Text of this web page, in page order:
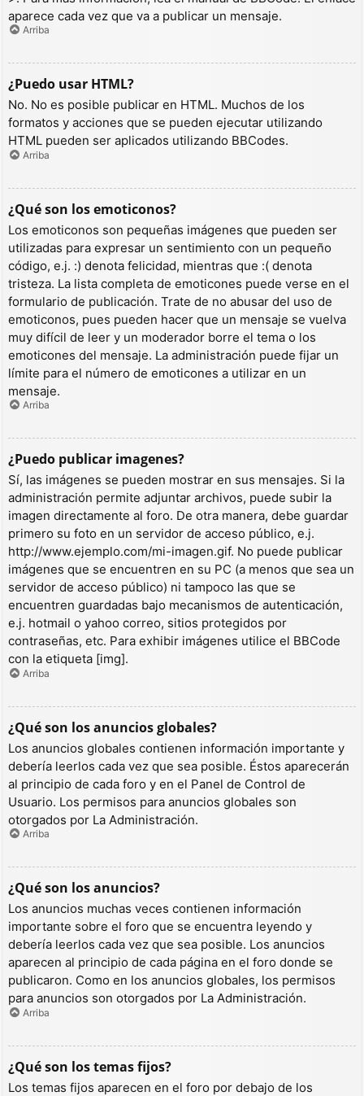
aparece cada vez que va a publicar un mensaje.
Arriba
¿Puedo usar HTML?
No. No es posible publicar en HTML. Muchos de los
formatos y acciones que se pueden ejecutar utilizando
HTML pueden ser aplicados utilizando BBCodes.
Arriba
¿Qué son los emoticonos?
Los emoticonos son pequeñas imágenes que pueden ser
utilizadas para expresar un sentimiento con un pequeño
código, e.j. :) denota felicidad, mientras que :( denota
tristeza. La lista completa de emoticones puede verse en el
formulario de publicación. Trate de no abusar del uso de
emoticonos, pues pueden hacer que un mensaje se vuelva
muy difícil de leer y un moderador borre el tema o los
emoticones del mensaje. La administración puede fijar un
límite para el número de emoticones a utilizar en un
mensaje.
Arriba
¿Puedo publicar imagenes?
Sí, las imágenes se pueden mostrar en sus mensajes. Si la
administración permite adjuntar archivos, puede subir la
imagen directamente al foro. De otra manera, debe guardar
primero su foto en un servidor de acceso público, e.j.
http://www.ejemplo.com/mi-imagen.gif. No puede publicar
imágenes que se encuentren en su PC (a menos que sea un
servidor de acceso público) ni tampoco las que se
encuentren guardadas bajo mecanismos de autenticación,
e.j. hotmail o yahoo correo, sitios protegidos por
contraseñas, etc. Para exhibir imágenes utilice el BBCode
con la etiqueta [img].
Arriba
¿Qué son los anuncios globales?
Los anuncios globales contienen información importante y
debería leerlos cada vez que sea posible. Éstos aparecerán
al principio de cada foro y en el Panel de Control de
Usuario. Los permisos para anuncios globales son
otorgados por La Administración.
Arriba
¿Qué son los anuncios?
Los anuncios muchas veces contienen información
importante sobre el foro que se encuentra leyendo y
debería leerlos cada vez que sea posible. Los anuncios
aparecen al principio de cada página en el foro donde se
publicaron. Como en los anuncios globales, los permisos
para anuncios son otorgados por La Administración.
Arriba
¿Qué son los temas fijos?
Los temas fijos aparecen en el foro por debajo de los